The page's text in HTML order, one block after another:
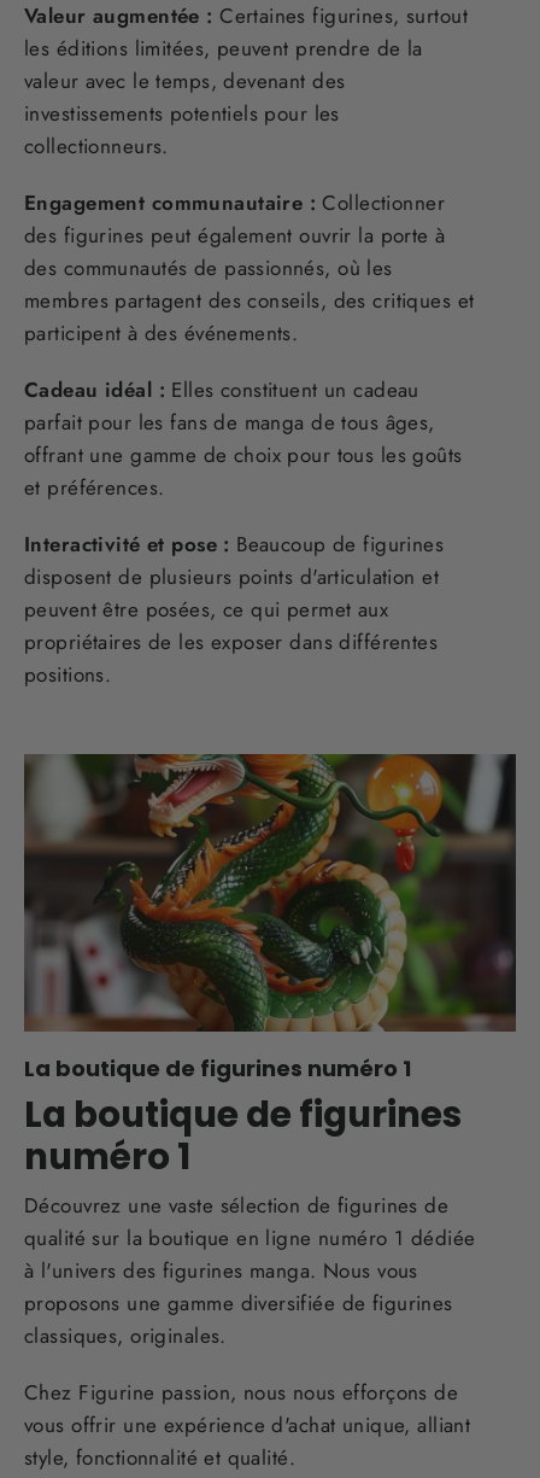
Valeur augmentée : Certaines figurines, surtout
les éditions limitées, peuvent prendre de la
valeur avec le temps, devenant des
investissements potentiels pour les
collectionneurs.
Engagement communautaire : Collectionner
des figurines peut également ouvrir la porte à
des communautés de passionnés, où les
membres partagent des conseils, des critiques et
participent à des événements.
Cadeau idéal : Elles constituent un cadeau
parfait pour les fans de manga de tous âges,
offrant une gamme de choix pour tous les goûts
et préférences.
Interactivité et pose : Beaucoup de figurines
disposent de plusieurs points d'articulation et
peuvent être posées, ce qui permet aux
propriétaires de les exposer dans différentes
positions.
La boutique de figurines numéro 1
La boutique de figurines
numéro 1
Découvrez une vaste sélection de figurines de
qualité sur la boutique en ligne numéro 1 dédiée
à l'univers des figurines manga. Nous vous
proposons une gamme diversifiée de figurines
classiques, originales.
Chez Figurine passion, nous nous efforçons de
vous offrir une expérience d'achat unique, alliant
style, fonctionnalité et qualité.